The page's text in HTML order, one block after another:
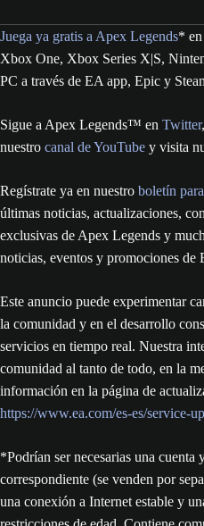
Juega ya gratis a Apex Legends*
Xbox One, Xbox Series X|S,
PC a través de EA app, Epic y
Sigue a Apex Legends™ en Twitter,
nuestro canal de YouTube y visita
Regístrate ya en nuestro boletín para
últimas noticias, actualizaciones,
exclusivas de Apex Legends y
noticias, eventos y promociones de
Este anuncio puede experimentar
la comunidad y en el desarrollo
servicios en tiempo real. Nuestra
comunidad al tanto de todo, en la
información en la página de
https://www.ea.com/es-es/service-
*Podrían ser necesarias una
correspondiente (se venden por
una conexión a Internet estable y